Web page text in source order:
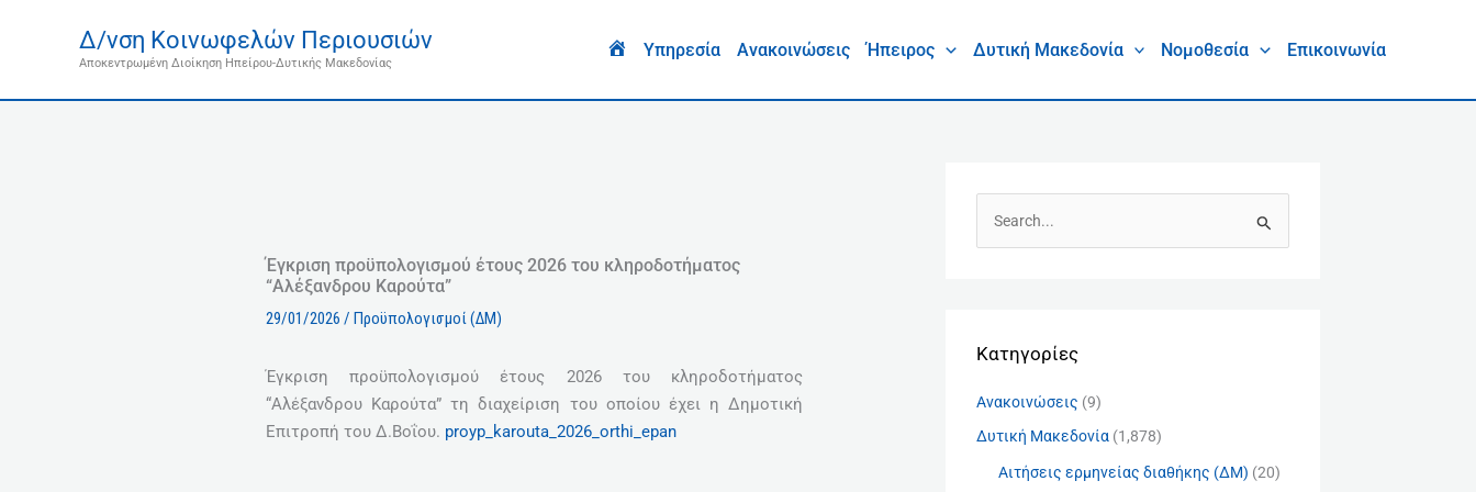
περιεχόμενο
Δ/νση Κοινωφελών Περιουσιών
Αποκεντρωμένη Διοίκηση Ηπείρου-Δυτικής Μακεδονίας
m
Υπηρεσία Ανακοινώσεις Ήπειρος Δυτική Μακεδονία Νομοθεσία Επικοινωνία
Έγκριση προϋπολογισμού έτους 2026 του κληροδοτήματος
“Αλέξανδρου Καρούτα”
29/01/2026/Προϋπολογισμοί (ΔΜ)
Έγκριση προϋπολογισμού έτους 2026 του κληροδοτήματος
“Αλέξανδρου Καρούτα” τη διαχείριση του οποίου έχει η Δημοτική
Επιτροπή του Δ.Βοΐου. proyp_karouta_2026_orthi_epan
ή
η
σ
Kατηγορίες
Ανακοινώσεις (9)
Δυτική Μακεδονία (1,878)
Αιτήσεις ερμηνείας διαθήκης (ΔΜ) (20)
σ
ο
κ